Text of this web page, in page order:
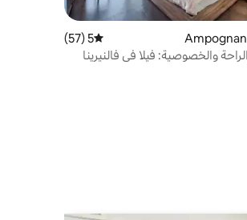
متوسط التقييم 5 من 5، 57 مراجعات
5 (57)
والخصوصية: فيلا في فالنيرينا